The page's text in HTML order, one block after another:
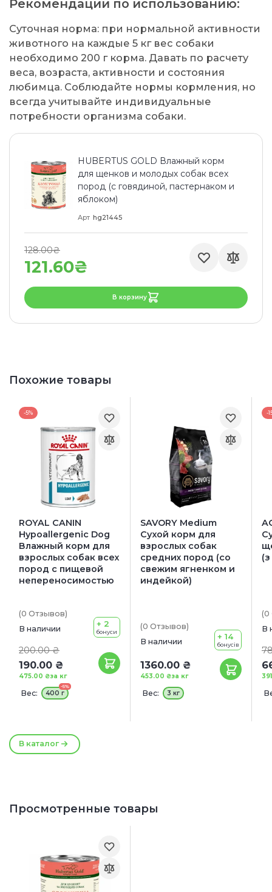
Рекомендации по использованию:
Суточная норма: при нормальной активности
животного на каждые 5 кг вес собаки
необходимо 200 г корма. Давать по расчету
веса, возраста, активности и состояния
любимца. Соблюдайте нормы кормления, но
всегда учитывайте индивидуальные
потребности организма собаки.
HUBERTUS GOLD Влажный корм
для щенков и молодых собак всех
пород (с говядиной, пастернаком и
яблоком)
Арт hg21445
121.60₴
128.00₴
В корзину
Похожие товары
В каталог
-5%
ROYAL CANIN
Hypoallergenic Dog
Влажный корм для
взрослых собак всех
пород с пищевой
непереносимостью
(0 Отзывов)
В наличии
200.00 ₴
190.00 ₴
за кг
475.00 ₴
+ 2
бонуси
Вес:
-5%
400 г
SAVORY Medium
Сухой корм для
взрослых собак
средних пород (со
свежим ягненком и
индейкой)
(0 Отзывов)
В наличии
1360.00 ₴
за кг
453.00 ₴
+ 14
бонусів
Вес: 3 кг
-
(0
В
Просмотренные товары